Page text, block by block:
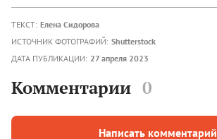
ТЕКСТ: Елена Сидорова
ИСТОЧНИК ФОТОГРАФИЙ: Shutterstock
ДАТА ПУБЛИКАЦИИ: 27 апреля 2023
Комментарии 0
Написать комментарий